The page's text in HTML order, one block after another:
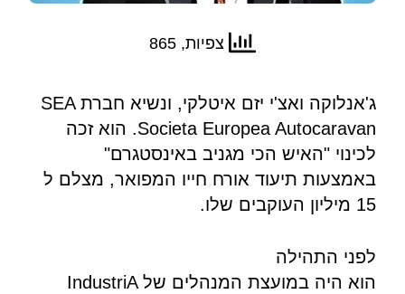
צפיות, 865
ג'אנלוקה ואצ'י יזם איטלקי, ונשיא חברת SEA
Societa Europea Autocaravan. הוא זכה
לכינוי "האיש הכי מגניב באינסטגרם"
באמצעות תיעוד אורח חייו המפואר, מצלם ל
15 מיליון העוקבים שלו.
לפני התהילה
הוא היה במועצת המנהלים של IndustriA